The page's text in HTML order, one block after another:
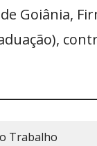
Goiânia,
Trabalho